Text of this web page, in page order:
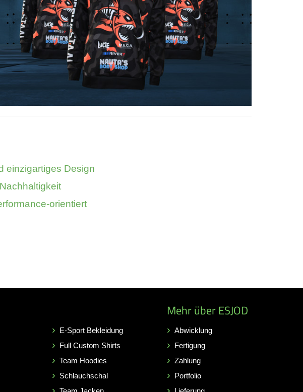
einzigartiges Design
orientiert
E-Sport Bekleidung
Full Custom Shirts
Team Hoodies
Schlauchschal
Mehr über ESJOD
Abwicklung
Fertigung
Zahlung
Portfolio